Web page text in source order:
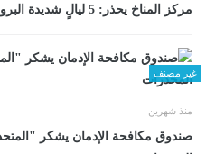
مركز المناخ يحذر: 5 ليالٍ شديدة البرودة حتى الأربعاء المقبل
غير مصنف
منذ شهرين
صندوق مكافحة الإدمان يشكر